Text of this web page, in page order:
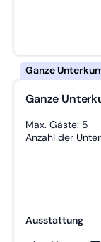
Ganze
Max. Gäste: 5
Anzahl der
Ausstattung